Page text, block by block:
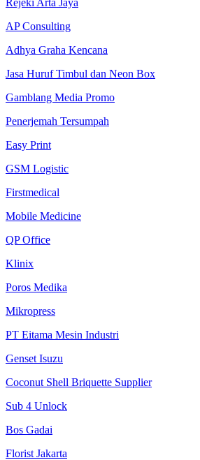
Rejeki Arta Jaya
AP Consulting
Adhya Graha Kencana
Jasa Huruf Timbul dan Neon Box
Gamblang Media Promo
Penerjemah Tersumpah
Easy Print
GSM Logistic
Firstmedical
Mobile Medicine
QP Office
Klinix
Poros Medika
Mikropress
PT Eitama Mesin Industri
Genset Isuzu
Coconut Shell Briquette Supplier
Sub 4 Unlock
Bos Gadai
Florist Jakarta